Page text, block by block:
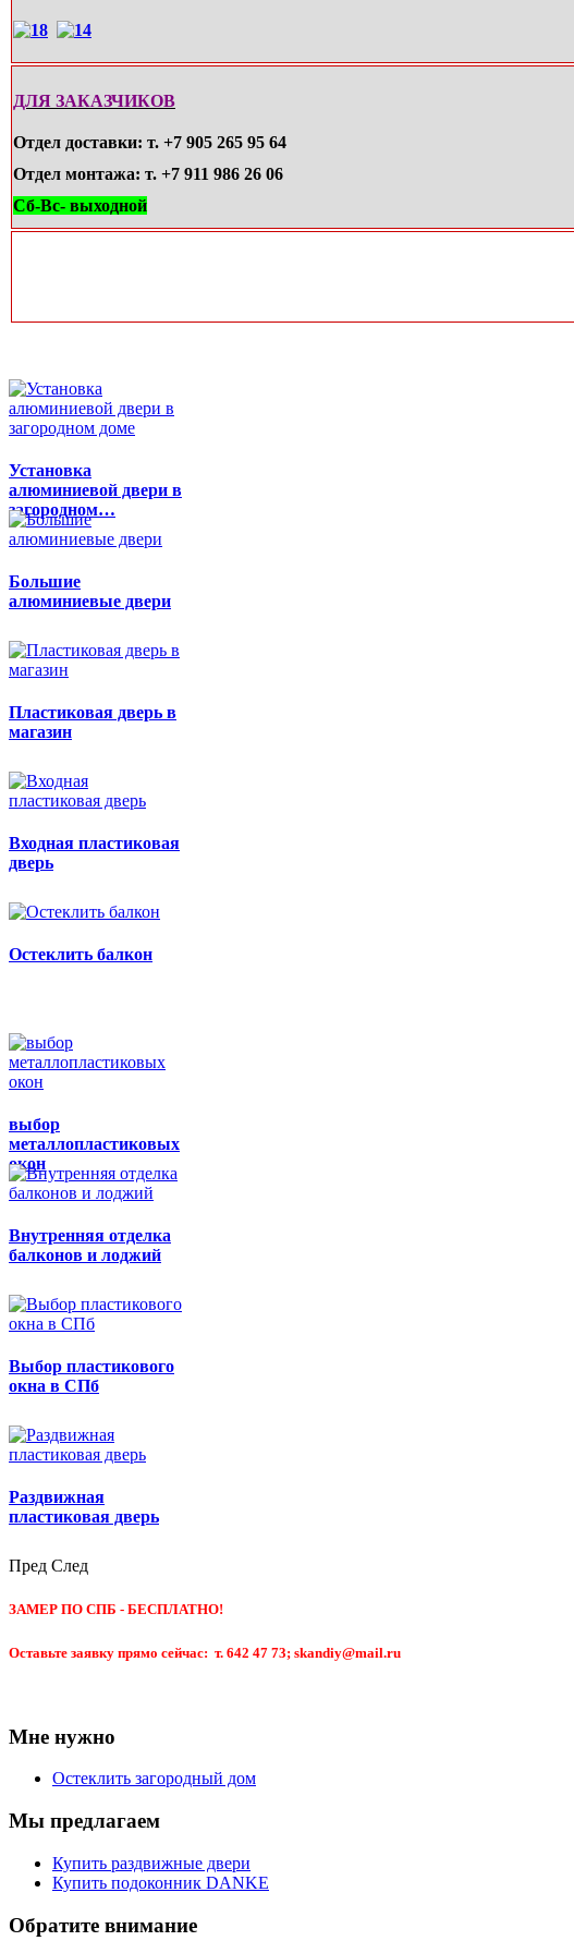
ДЛЯ ЗАКАЗЧИКОВ
Отдел доставки: т. +7 905 265 95 64
Отдел монтажа: т. +7 911 986 26 06
Сб-Вс- выходной
Установка
алюминиевой двери в
загородном…
Большие
алюминиевые двери
Пластиковая дверь в
магазин
Входная пластиковая
дверь
Остеклить балкон
выбор
металлопластиковых
окон
Внутренняя отделка
балконов и лоджий
Выбор пластикового
окна в СПб
Раздвижная
пластиковая дверь
Пред След
ЗАМЕР ПО СПБ - БЕСПЛАТНО!
Оставьте заявку прямо сейчас: т. 642 47 73; skandiy@mail.ru
Мне нужно
Остеклить загородный дом
Мы предлагаем
Купить раздвижные двери
Купить подоконник DANKE
Обратите внимание